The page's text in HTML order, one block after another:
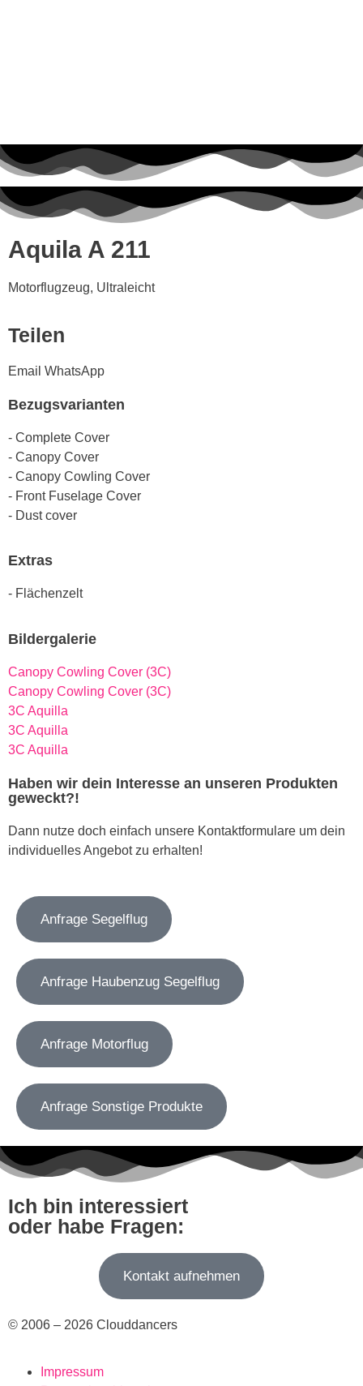
Aquila A 211
Motorflugzeug, Ultraleicht
Teilen
Email WhatsApp
Bezugsvarianten
- Complete Cover
- Canopy Cover
- Canopy Cowling Cover
- Front Fuselage Cover
- Dust cover
Extras
- Flächenzelt
Bildergalerie
Canopy Cowling Cover (3C)
Canopy Cowling Cover (3C)
3C Aquilla
3C Aquilla
3C Aquilla
Haben wir dein Interesse an unseren Produkten
geweckt?!
Dann nutze doch einfach unsere Kontaktformulare um dein
individuelles Angebot zu erhalten!
Anfrage Segelflug
Anfrage Haubenzug Segelflug
Anfrage Motorflug
Anfrage Sonstige Produkte
Ich bin interessiert
oder habe Fragen:
Kontakt aufnehmen
© 2006 – 2026 Clouddancers
Impressum